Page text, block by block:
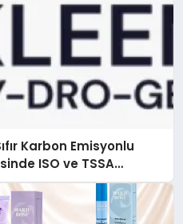
Karbon Emisyonlu
ISO ve TSSA